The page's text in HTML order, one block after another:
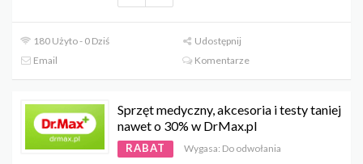
180 Użyto - 0 Dziś
Udostępnij
Email
Komentarze
Sprzęt medyczny, akcesoria i testy taniej
nawet o 30% w DrMax.pl
RABAT Wygasa: Do odwołania